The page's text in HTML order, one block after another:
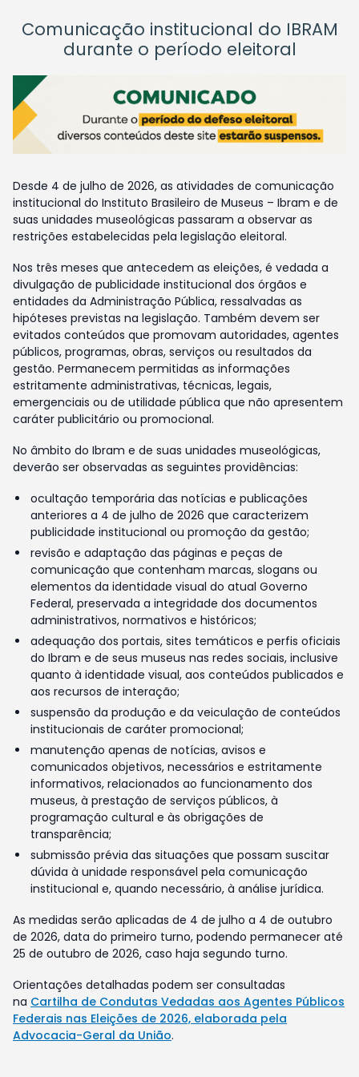
Comunicação institucional do IBRAM
durante o período eleitoral
Desde 4 de julho de 2026, as atividades de comunicação
institucional do Instituto Brasileiro de Museus – Ibram e de
suas unidades museológicas passaram a observar as
restrições estabelecidas pela legislação eleitoral.
Nos três meses que antecedem as eleições, é vedada a
divulgação de publicidade institucional dos órgãos e
entidades da Administração Pública, ressalvadas as
hipóteses previstas na legislação. Também devem ser
evitados conteúdos que promovam autoridades, agentes
públicos, programas, obras, serviços ou resultados da
gestão. Permanecem permitidas as informações
estritamente administrativas, técnicas, legais,
emergenciais ou de utilidade pública que não apresentem
caráter publicitário ou promocional.
No âmbito do Ibram e de suas unidades museológicas,
deverão ser observadas as seguintes providências:
ocultação temporária das notícias e publicações
anteriores a 4 de julho de 2026 que caracterizem
publicidade institucional ou promoção da gestão;
revisão e adaptação das páginas e peças de
comunicação que contenham marcas, slogans ou
elementos da identidade visual do atual Governo
Federal, preservada a integridade dos documentos
administrativos, normativos e históricos;
adequação dos portais, sites temáticos e perfis oficiais
do Ibram e de seus museus nas redes sociais, inclusive
quanto à identidade visual, aos conteúdos publicados e
aos recursos de interação;
suspensão da produção e da veiculação de conteúdos
institucionais de caráter promocional;
manutenção apenas de notícias, avisos e
comunicados objetivos, necessários e estritamente
informativos, relacionados ao funcionamento dos
museus, à prestação de serviços públicos, à
programação cultural e às obrigações de
transparência;
submissão prévia das situações que possam suscitar
dúvida à unidade responsável pela comunicação
institucional e, quando necessário, à análise jurídica.
As medidas serão aplicadas de 4 de julho a 4 de outubro
de 2026, data do primeiro turno, podendo permanecer até
25 de outubro de 2026, caso haja segundo turno.
Orientações detalhadas podem ser consultadas
na Cartilha de Condutas Vedadas aos Agentes Públicos
Federais nas Eleições de 2026, elaborada pela
Advocacia-Geral da União.